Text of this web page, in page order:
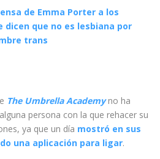
de Emma Porter a los
dicen que no es lesbiana por
trans
The Umbrella Academyno ha
persona con la que rehacer su
ya que un día mostró en sus
una aplicación para ligar.